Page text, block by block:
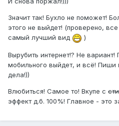
Значит так! Бухло не поможет!
этого не выйдет! (проверено,
самый лучший вид
)
Вырубить интернет!? Не
мобильного выйдет, и всё! Пиши
дела!))
Влюбиться! Самое то! Вкупе с
эффект д.б. 100%! Главное - это